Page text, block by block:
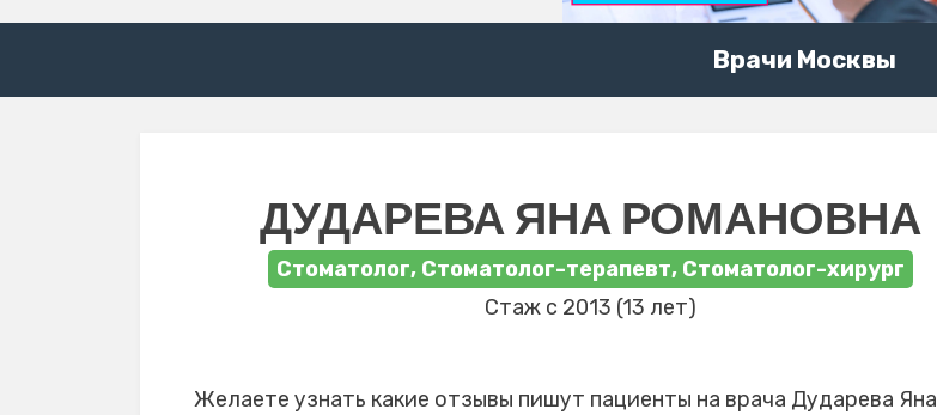
Врачи Москвы
ДУДАРЕВА ЯНА РОМАНОВНА
Стоматолог, Стоматолог-терапевт, Стоматолог-хирург
Стаж с 2013 (13 лет)
Желаете узнать какие отзывы пишут пациенты на врача Дударева Яна